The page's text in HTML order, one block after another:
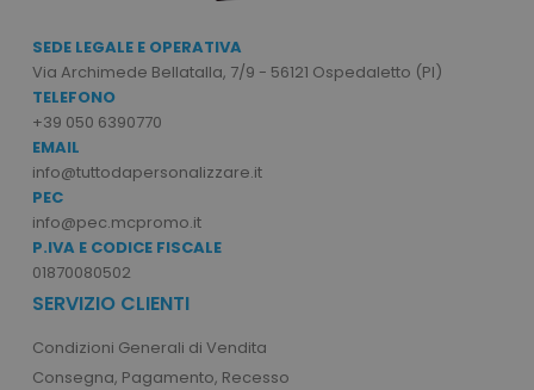
SEDE LEGALE E OPERATIVA
Via Archimede Bellatalla, 7/9 - 56121 Ospedaletto (PI)
TELEFONO
+39 050 6390770
EMAIL
info@tuttodapersonalizzare.it
PEC
info@pec.mcpromo.it
P.IVA E CODICE FISCALE
01870080502
SERVIZIO CLIENTI
Condizioni Generali di Vendita
Consegna, Pagamento, Recesso
I cookie strettamente necessari consentono le
funzionalità principali del sito web come
Il sito web non può essere utilizzato
utm_source
utm_campaign
mage-cache-sessid